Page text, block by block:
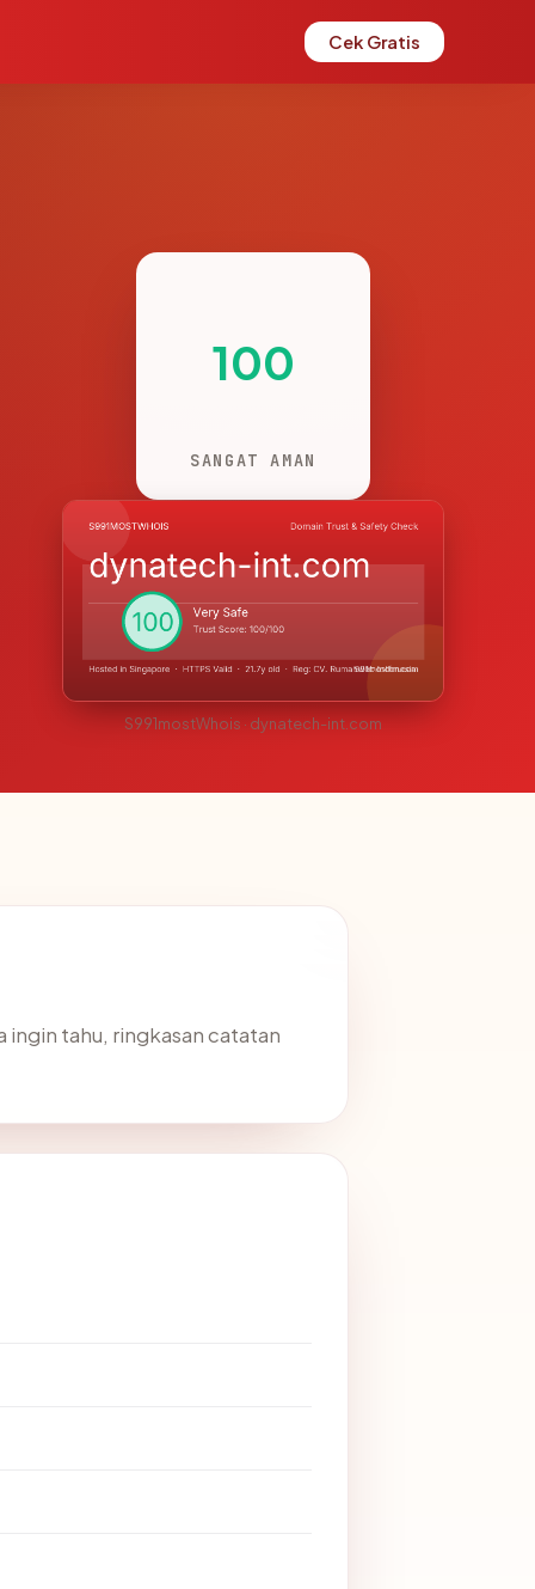
Cek Gratis
100
SANGAT AMAN
S991mostWhois · dynatech-int.com
ingin tahu, ringkasan catatan